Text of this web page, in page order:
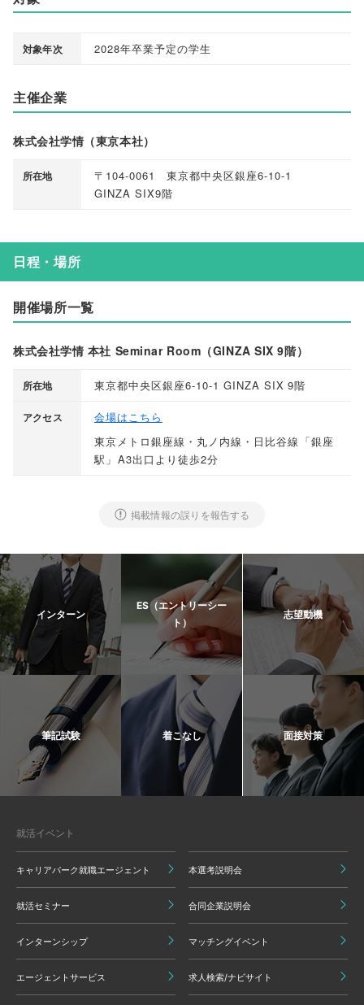
対象年次 2028年卒業予定の学生
主催企業
株式会社学情（東京本社）
所在地
〒104-0061 東京都中央区銀座6-10-1
GINZA SIX9階
日程・場所
開催場所一覧
株式会社学情 本社 Seminar Room（GINZA SIX 9階）
所在地 東京都中央区銀座6-10-1 GINZA SIX 9階
アクセス
会場はこちら
東京メトロ銀座線・丸ノ内線・日比谷線 「銀座
駅 」 A3出口より徒歩2分
掲載情報の誤りを報告する
インターン
ES（エントリーシー
ト）
志望動機
筆記試験 着こなし 面接対策
就活イベント
キャリアパーク就職エージェント 本選考説明会
就活セミナー 合同企業説明会
インターンシップ マッチングイベント
エージェントサービス 求人検索/ナビサイト